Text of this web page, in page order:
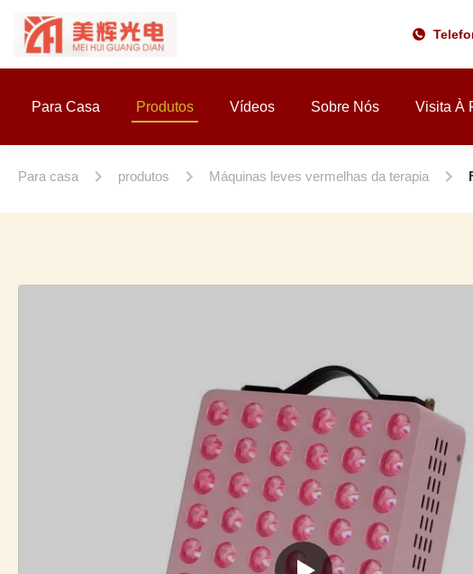
Para Casa Produtos Vídeos Sobre Nós Visita À
Para casa produtos Máquinas leves vermelhas da terapia